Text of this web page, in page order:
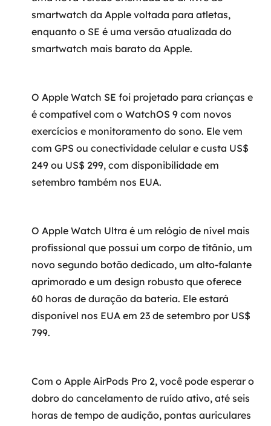
smartwatch da Apple voltada para atletas,
enquanto o SE é uma versão atualizada do
smartwatch mais barato da Apple.
O Apple Watch SE foi projetado para crianças e
é compatível com o WatchOS 9 com novos
exercícios e monitoramento do sono. Ele vem
com GPS ou conectividade celular e custa US$
249 ou US$ 299, com disponibilidade em
setembro também nos EUA.
O Apple Watch Ultra é um relógio de nível mais
profissional que possui um corpo de titânio, um
novo segundo botão dedicado, um alto-falante
aprimorado e um design robusto que oferece
60 horas de duração da bateria. Ele estará
disponível nos EUA em 23 de setembro por US$
799.
Com o Apple AirPods Pro 2, você pode esperar o
dobro do cancelamento de ruído ativo, até seis
horas de tempo de audição, pontas auriculares